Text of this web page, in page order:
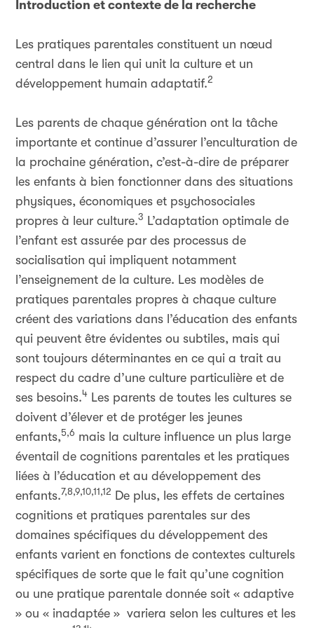
Introduction et contexte de la recherche
Les pratiques parentales constituent un nœud
central dans le lien qui unit la culture et un
développement humain adaptatif.2
Les parents de chaque génération ont la tâche
importante et continue d’assurer l’enculturation de
la prochaine génération, c’est-à-dire de préparer
les enfants à bien fonctionner dans des situations
physiques, économiques et psychosociales
propres à leur culture.3 L’adaptation optimale de
l’enfant est assurée par des processus de
socialisation qui impliquent notamment
l’enseignement de la culture. Les modèles de
pratiques parentales propres à chaque culture
créent des variations dans l’éducation des enfants
qui peuvent être évidentes ou subtiles, mais qui
sont toujours déterminantes en ce qui a trait au
respect du cadre d’une culture particulière et de
ses besoins.4 Les parents de toutes les cultures se
doivent d’élever et de protéger les jeunes
enfants,5,6 mais la culture influence un plus large
éventail de cognitions parentales et les pratiques
liées à l’éducation et au développement des
enfants.7,8,9,10,11,12 De plus, les effets de certaines
cognitions et pratiques parentales sur des
domaines spécifiques du développement des
enfants varient en fonctions de contextes culturels
spécifiques de sorte que le fait qu’une cognition
ou une pratique parentale donnée soit « adaptive
» ou « inadaptée » variera selon les cultures et les